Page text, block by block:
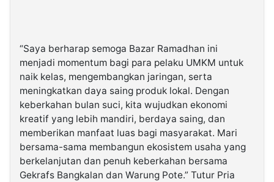
“Saya berharap semoga Bazar Ramadhan ini
menjadi momentum bagi para pelaku UMKM untuk
naik kelas, mengembangkan jaringan, serta
meningkatkan daya saing produk lokal. Dengan
keberkahan bulan suci, kita wujudkan ekonomi
kreatif yang lebih mandiri, berdaya saing, dan
memberikan manfaat luas bagi masyarakat. Mari
bersama-sama membangun ekosistem usaha yang
berkelanjutan dan penuh keberkahan bersama
Gekrafs Bangkalan dan Warung Pote.” Tutur Pria